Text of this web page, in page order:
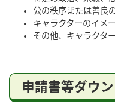
公の秩序または善良
キャラクターのイメ
その他、キャラクタ
申請書等ダウ